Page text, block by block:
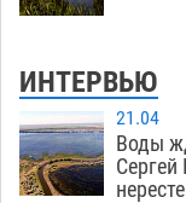
ИНТЕРВЬЮ
21.04
Воды